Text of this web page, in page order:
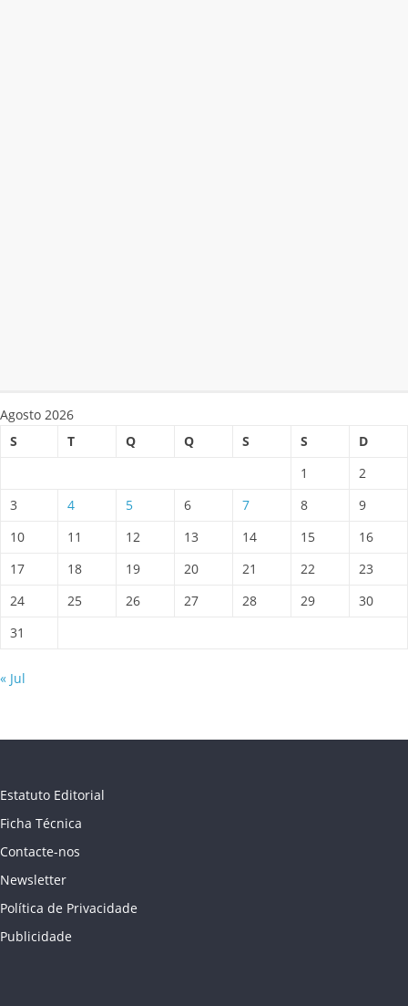
Agosto 2026
S
T Q Q S S
D
1
2
3
4 5 6 7 8
9
10
11 12 13 14 15
16
17
18 19 20 21 22
23
24
25 26 27 28 29
30
31
« Jul
Estatuto Editorial
Ficha Técnica
Contacte-nos
Newsletter
Política de Privacidade
Publicidade